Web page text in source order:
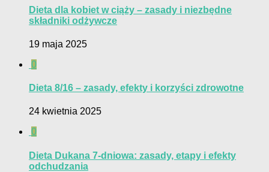
Dieta dla kobiet w ciąży – zasady i niezbędne
składniki odżywcze
19 maja 2025
0
Dieta 8/16 – zasady, efekty i korzyści zdrowotne
24 kwietnia 2025
0
Dieta Dukana 7-dniowa: zasady, etapy i efekty
odchudzania